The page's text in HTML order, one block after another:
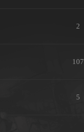
2
107
5